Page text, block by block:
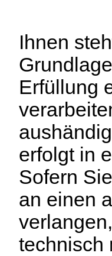
Ihnen
Erfüllung
erfolgt in
Sofern
an einen
technisch